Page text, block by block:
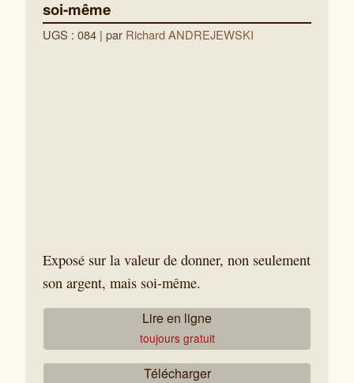
soi-même
UGS : 084 | par Richard ANDREJEWSKI
Exposé sur la valeur de donner, non seulement
son argent, mais soi-même.
Lire en ligne
toujours gratuit
Télécharger